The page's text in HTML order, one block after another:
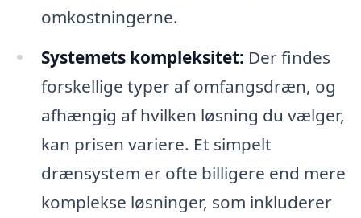
omkostningerne.
Systemets kompleksitet: Der findes
forskellige typer af omfangsdræn, og
afhængig af hvilken løsning du vælger,
kan prisen variere. Et simpelt
drænsystem er ofte billigere end mere
komplekse løsninger, som inkluderer